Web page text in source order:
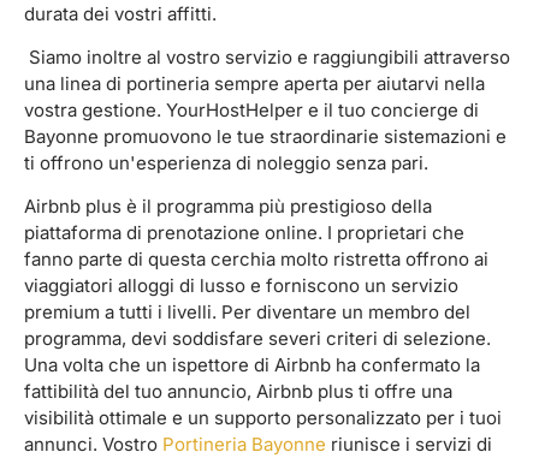
durata dei vostri affitti.
Siamo inoltre al vostro servizio e raggiungibili attraverso
una linea di portineria sempre aperta per aiutarvi nella
vostra gestione. YourHostHelper e il tuo concierge di
Bayonne promuovono le tue straordinarie sistemazioni e
ti offrono un'esperienza di noleggio senza pari.
Airbnb plus è il programma più prestigioso della
piattaforma di prenotazione online. I proprietari che
fanno parte di questa cerchia molto ristretta offrono ai
viaggiatori alloggi di lusso e forniscono un servizio
premium a tutti i livelli. Per diventare un membro del
programma, devi soddisfare severi criteri di selezione.
Una volta che un ispettore di Airbnb ha confermato la
fattibilità del tuo annuncio, Airbnb plus ti offre una
visibilità ottimale e un supporto personalizzato per i tuoi
annunci. Vostro Portineria Bayonne riunisce i servizi di